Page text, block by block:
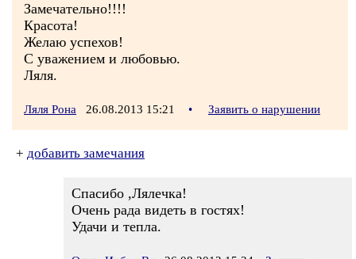
Замечательно!!!!
Красота!
Желаю успехов!
С уважением и любовью.
Ляля.
Ляля Рона 26.08.2013 15:21 • Заявить о нарушении
+ добавить замечания
Спасибо ,Лялечка!
Очень рада видеть в гостях!
Удачи и тепла.